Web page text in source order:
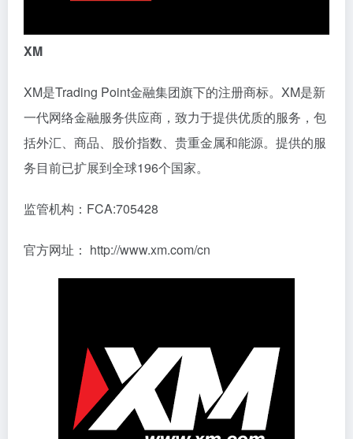
XM
XM是Trading Point金融集团旗下的注册商标。XM是新
一代网络金融服务供应商，致力于提供优质的服务，包
括外汇、商品、股价指数、贵重金属和能源。提供的服
务目前已扩展到全球196个国家。
监管机构：FCA:705428
官方网址： http://www.xm.com/cn